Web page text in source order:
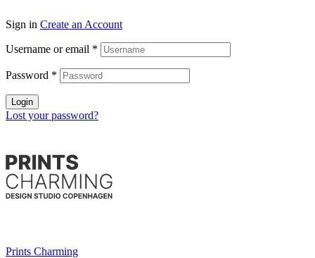
Sign in Create an Account
Username or email *
Password *
Login
Lost your password?
Prints Charming